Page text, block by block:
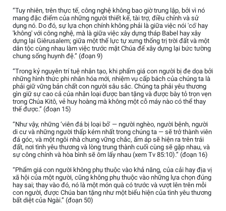
“Tuy nhiên, trên thực tế, công nghệ không bao giờ trung lập, bởi vì nó
mang đặc điểm của những người thiết kế, tài trợ, điều chỉnh và sử
dụng nó. Do đó, sự lựa chọn chính không phải là giữa việc nói 'có' hay
'không' với công nghệ, mà là giữa việc xây dựng tháp Babel hay xây
dựng lại Giêrusalem; giữa một thế lực tự xưng thống trị trời đất và một
dân tộc cùng nhau làm việc trước mặt Chúa để xây dựng lại bức tường
chung sống huynh đệ.” (đoạn 9)
“Trong kỷ nguyên trí tuệ nhân tạo, khi phẩm giá con người bị đe dọa bởi
những hình thức phi nhân hóa mới, nhiệm vụ cấp bách của chúng ta là
phải giữ vững bản chất con người sâu sắc. Chúng ta phải yêu thương
gìn giữ sự cao cả của nhân loại được ban tặng và được bày tỏ trọn vẹn
trong Chúa Kitô, vẻ huy hoàng mà không một cỗ máy nào có thể thay
thế được.” (đoạn 15)
“Như vậy, những ‘viên đá bị loại bỏ’ — người nghèo, người bệnh, người
di cư và những người thấp kém nhất trong chúng ta — sẽ trở thành viên
đá góc, và một ngôi nhà chung vững chắc, ấm áp sẽ hiện ra trên trái
đất, nơi tình yêu thương và lòng trung thành cuối cùng sẽ gặp nhau, và
sự công chính và hòa bình sẽ ôm lấy nhau (xem Tv 85:10).” (đoạn 16)
“Phẩm giá con người không phụ thuộc vào khả năng, của cải hay địa vị
xã hội của một người, cũng không phụ thuộc vào những lựa chọn đúng
hay sai; thay vào đó, nó là một món quà có trước và vượt lên trên mỗi
con người, được Chúa ban tặng như một biểu hiện của tình yêu thương
bất diệt của Ngài.” (đoạn 50)